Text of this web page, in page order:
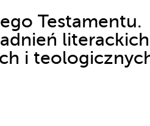
Testamentu.
i